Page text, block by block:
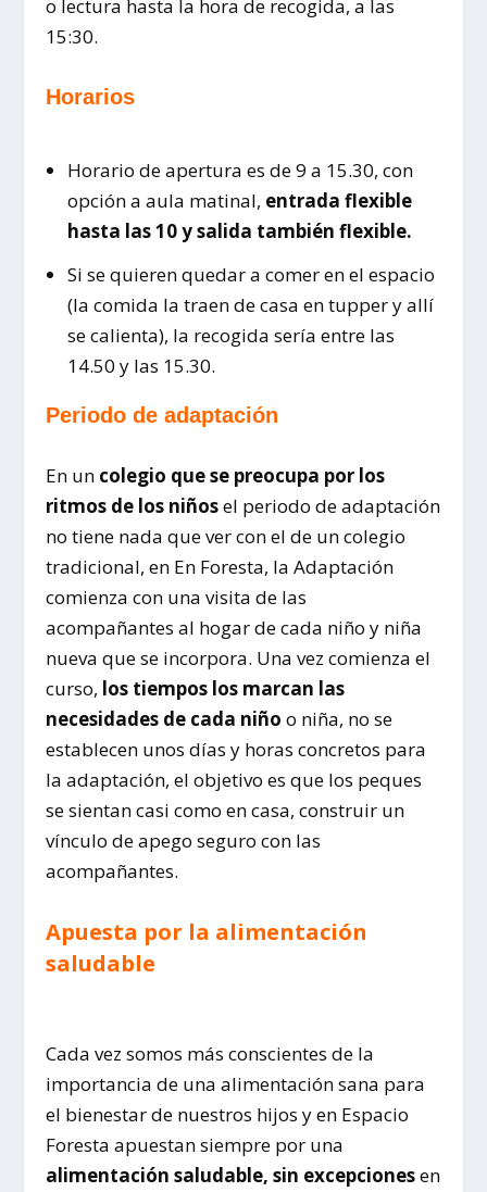
o lectura hasta la hora de recogida, a las
15:30.
Horarios
Horario de apertura es de 9 a 15.30, con
opción a aula matinal, entrada flexible
hasta las 10 y salida también flexible.
Si se quieren quedar a comer en el espacio
(la comida la traen de casa en tupper y allí
se calienta), la recogida sería entre las
14.50 y las 15.30.
Periodo de adaptación
En un colegio que se preocupa por los
ritmos de los niñosel periodo de adaptación
no tiene nada que ver con el de un colegio
tradicional, en En Foresta, la Adaptación
comienza con una visita de las
acompañantes al hogar de cada niño y niña
nueva que se incorpora. Una vez comienza el
curso, los tiempos los marcan las
necesidades de cada niño o niña, no se
establecen unos días y horas concretos para
la adaptación, el objetivo es que los peques
se sientan casi como en casa, construir un
vínculo de apego seguro con las
acompañantes.
Apuesta por la alimentación
saludable
Cada vez somos más conscientes de la
importancia de una alimentación sana para
el bienestar de nuestros hijos y en Espacio
Foresta apuestan siempre por una
alimentación saludable, sin excepcionesen